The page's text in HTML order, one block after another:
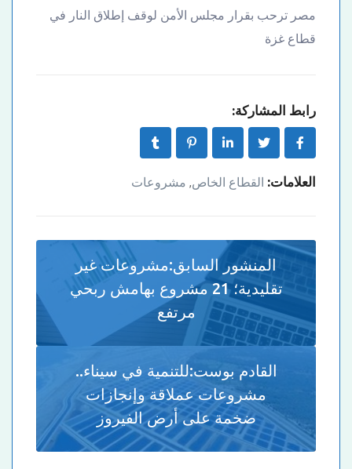
مصر ترحب بقرار مجلس الأمن لوقف إطلاق النار في
قطاع غزة
رابط المشاركة:
العلامات: القطاع الخاص, مشروعات
المنشور السابق:مشروعات غير
تقليدية؛ 21 مشروع بهامش ربحي
مرتفع
القادم بوست:للتنمية في سيناء..
مشروعات عملاقة وإنجازات
ضخمة على أرض الفيروز